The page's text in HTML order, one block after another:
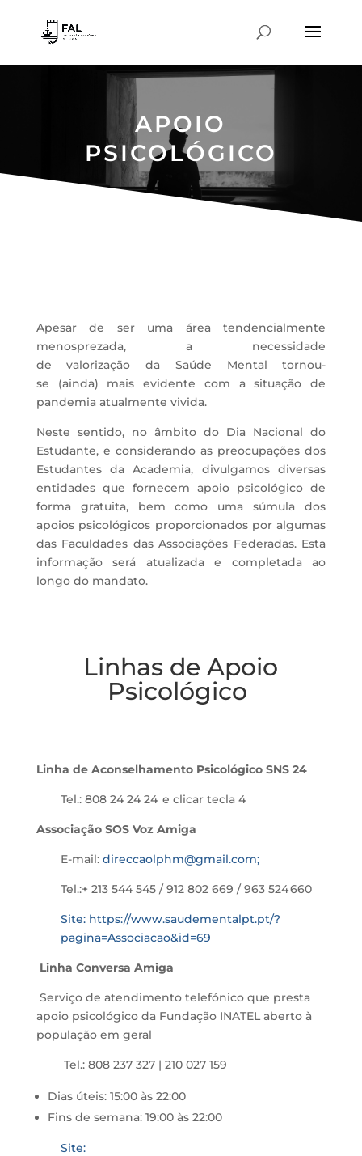
APOIO
PSICOLÓGICO
Apesar de ser uma área tendencialmente
menosprezada,
a
necessidade
devalorização da Saúde Mentaltornou-
se (ainda) mais evidente com asituação de
pandemia atualmente vivida.
Neste sentido, no âmbito do Dia Nacional do
Estudante, e considerando as preocupações dos
Estudantes da Academia, divulgamos diversas
entidades que fornecem apoio psicológico de
forma gratuita, bem como uma súmula dos
apoios psicológicos proporcionados por algumas
dasFaculdades das Associações Federadas. Esta
informação será atualizadae completadaao
longo do mandato.
Linhas de Apoio
Psicológico
Linha de Aconselhamento Psicológico SNS 24
Tel.: 808 24 24 24 e clicar tecla 4
Associação SOS Voz Amiga
E-mail: direccaolphm@gmail.com;
Tel.:+ 213 544 545 / 912 802 669 / 963 524 660
Site: https://www.saudementalpt.pt/?
pagina=Associacao&id=69
Linha Conversa Amiga
Serviço de atendimento telefónico que presta
apoio psicológico da Fundação INATEL aberto à
população em geral
Tel.: 808 237 327 | 210 027 159
Dias úteis: 15:00 às 22:00
Fins de semana: 19:00 às 22:00
Site: